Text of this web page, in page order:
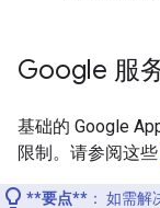
Google 服
基础的 Google
限制。请参阅这些
**要点** ： 如需解